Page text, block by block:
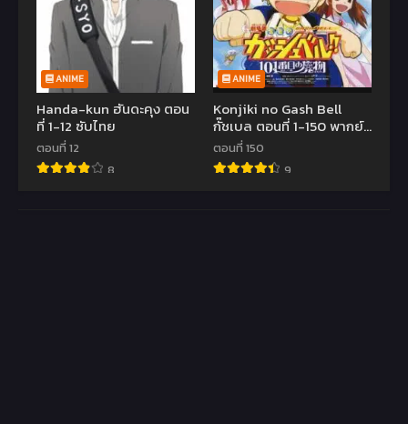
ANIME
Handa-kun ฮันดะคุง ตอน
ที่ 1-12 ซับไทย
ตอนที่ 12
8
ANIME
Konjiki no Gash Bell
กั๊ชเบล ตอนที่ 1-150 พากย์
ไทย
ตอนที่ 150
9